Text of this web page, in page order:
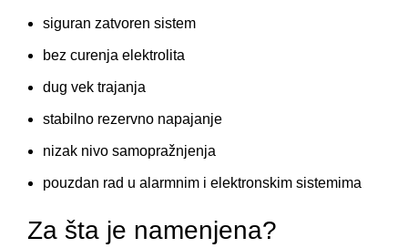
siguran zatvoren sistem
bez curenja elektrolita
dug vek trajanja
stabilno rezervno napajanje
nizak nivo samopražnjenja
pouzdan rad u alarmnim i elektronskim sistemima
Za šta je namenjena?